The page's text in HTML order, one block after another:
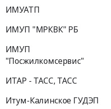
ИМУАТП
ИМУП "МРКВК" РБ
ИМУП
"Посжилкомсервис"
ИТАР - ТАСС, ТАСС
Итум-Калинское ГУДЭП